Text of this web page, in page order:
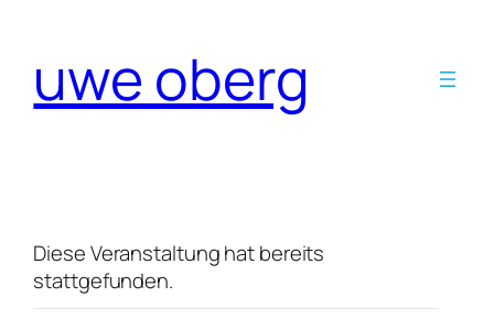
uwe oberg
Diese Veranstaltung hat bereits
stattgefunden.